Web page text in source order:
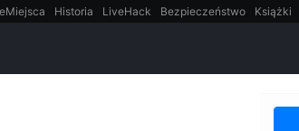
Historia LiveHack Bezpieczeństwo Książki